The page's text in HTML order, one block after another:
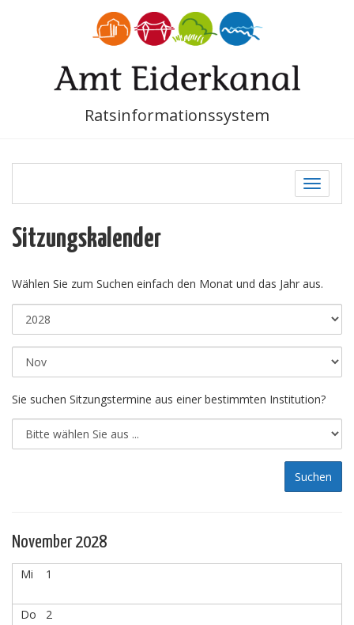
Ratsinformationssystem
Toggle
Sitzungskalender
Wählen Sie zum Suchen einfach den Monat und das Jahr aus.
Sie suchen Sitzungstermine aus einer bestimmten Institution?
November 2028
Mi 1
Do 2